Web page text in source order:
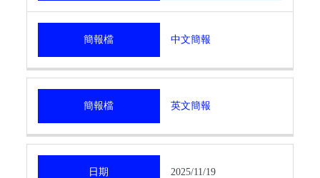
簡報檔 中文簡報
簡報檔 英文簡報
日期 2025/11/19